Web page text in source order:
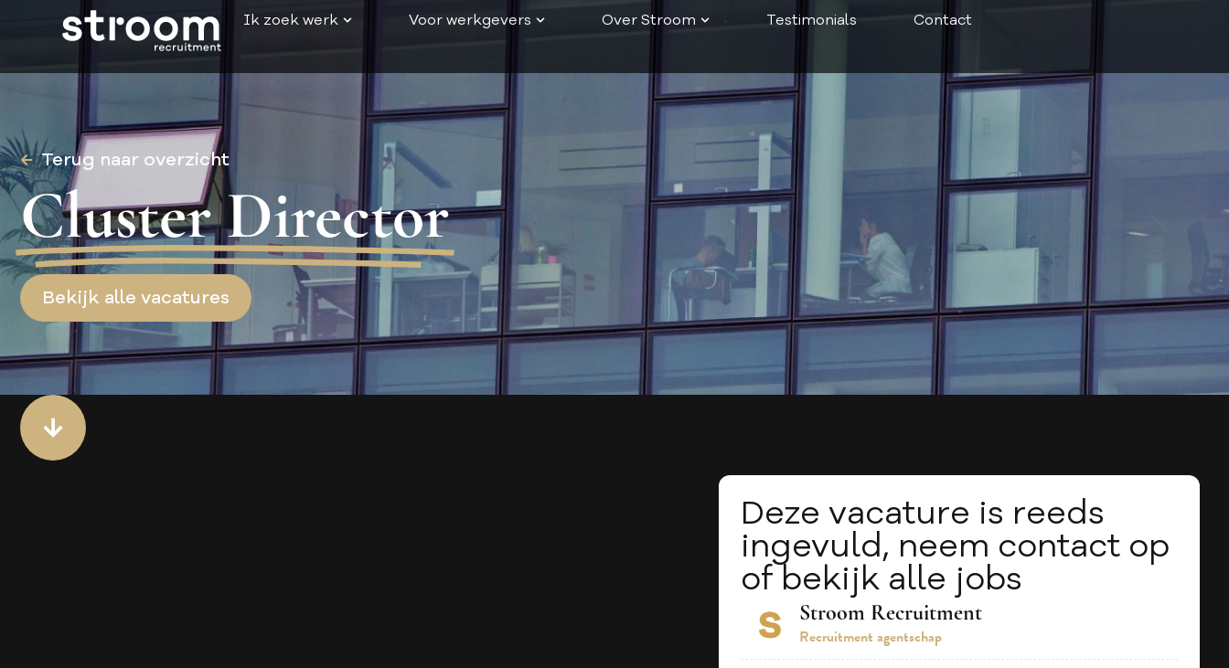
Ik zoek werk Voor werkgevers Over Stroom Testimonials Contact
Terug naar overzicht
Cluster Director
Bekijk alle vacatures
Deze vacature is reeds
ingevuld, neem contact op
of bekijk alle jobs
Stroom Recruitment
Recruitment agentschap